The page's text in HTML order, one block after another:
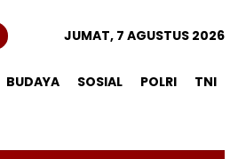
JUMAT, 7 AGUSTUS 2026
BUDAYA SOSIAL POLRI TNI